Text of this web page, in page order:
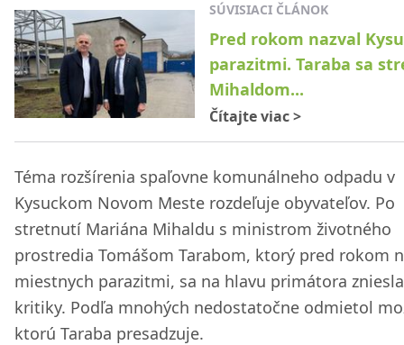
SÚVISIACI ČLÁNOK
Pred rokom nazval
parazitmi. Taraba sa
Mihaldom...
Čítajte viac>
Téma rozšírenia spaľovne komunálneho odpadu v
Kysuckom Novom Meste rozdeľuje obyvateľov. Po
stretnutí Mariána Mihaldu s ministrom životného
prostredia Tomášom Tarabom, ktorý pred rokom
miestnych parazitmi, sa na hlavu primátora
kritiky. Podľa mnohých nedostatočne odmietol
ktorú Taraba presadzuje.